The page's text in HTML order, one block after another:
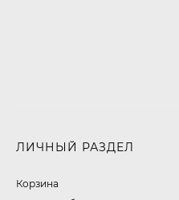
ЛИЧНЫЙ РАЗДЕЛ
Корзина